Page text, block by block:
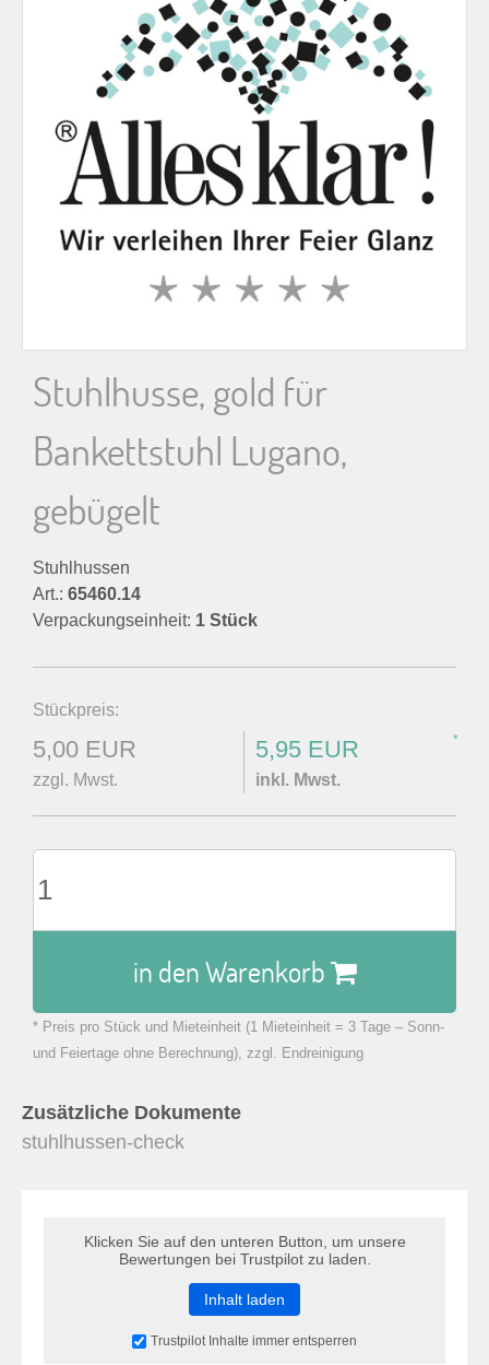
a
h
Stuhlhusse, gold für
Bankettstuhl Lugano,
gebügelt
Stuhlhussen
Art.: 65460.14
Verpackungseinheit: 1 Stück
Stückpreis:
5,00 EUR
zzgl. Mwst.
5,95 EUR *
inkl. Mwst.
in den Warenkorb
zu Warenkorb hinzugefügt.
* Preis pro Stück und Mieteinheit (1 Mieteinheit = 3 Tage – Sonn-
und Feiertage ohne Berechnung), zzgl. Endreinigung
Zusätzliche Dokumente
stuhlhussen-check
Klicken Sie auf den unteren Button, um unsere
Bewertungen bei Trustpilot zu laden.
Inhalt laden
Trustpilot Inhalte immer entsperren